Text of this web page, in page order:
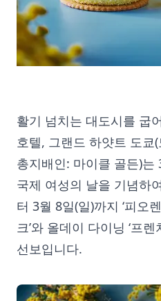
활기 넘치는 대도시를 굽
호텔, 그랜드 하얏트 도쿄
총지배인: 마이클 골든)
국제 여성의 날을 기념하
터 3월 8일(일)까지 ‘피오
크’와 올데이 다이닝 ‘프
선보입니다.